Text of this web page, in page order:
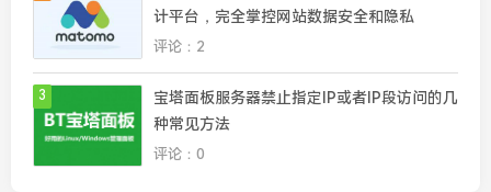
计平台，完全掌控网站数据安全和隐私
评论：2
3
宝塔面板服务器禁止指定IP或者IP段访问的几
种常见方法
评论：0